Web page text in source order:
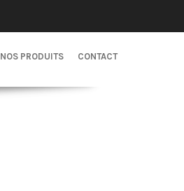
NOS PRODUITS CONTACT